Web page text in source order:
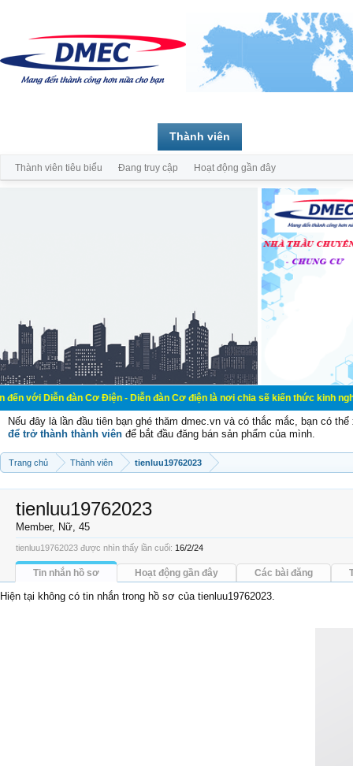
đàn Cơ Điện - Diễn đàn Cơ điện là nơi chia sẽ kiến thức kinh nghiệm
Nếu đây là lần đầu tiên bạn ghé thăm dmec.vn và có thắc mắc, bạn có
để trở thành thành viên để bắt đầu đăng bán sản phẩm của mình.
Trang chủ Thành viên tienluu19762023
tienluu19762023
Member, Nữ, 45
tienluu19762023 được nhìn thấy lần cuối: 16/2/24
Tin nhắn hồ sơ Hoạt động gần đây Các bài đăng
Hiện tại không có tin nhắn trong hồ sơ của tienluu19762023.
Thành viên
Thành viên tiêu biểu Đang truy cập Hoạt động gần đây